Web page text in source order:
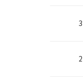
3
2